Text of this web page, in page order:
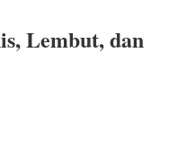
Lembut, dan